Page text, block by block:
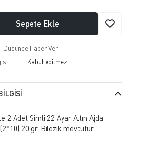
Sepete Ekle
Düşünce Haber Ver
2 Adet Simli 22 Ayar Altın Ajda
20 gr. Bilezik mevcutur.